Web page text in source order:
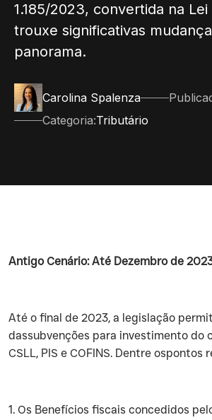
1.185/2023, convertida na
trouxe significativas
panorama.
Carolina Spalenza
Categoria:Tributário
Antigo Cenário: Até Dezembro de
‍Até o final de 2023, a legislação
dassubvenções para investimento do
CSLL, PIS e COFINS. Dentre ospontos
‍1. Os Benefícios fiscais concedidos